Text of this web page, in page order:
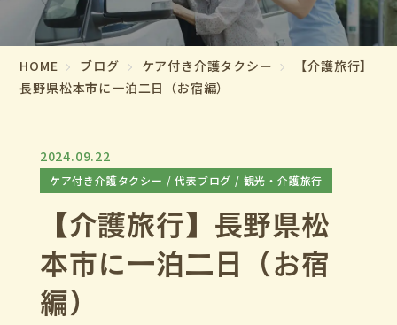
HOME ブログ ケア付き介護タクシー
【介護旅行】
長野県松本市に一泊二日（お宿編）
2024.09.22
ケア付き介護タクシー 代表ブログ 観光・介護旅行
【介護旅行】長野県松
本市に一泊二日（お宿
編）